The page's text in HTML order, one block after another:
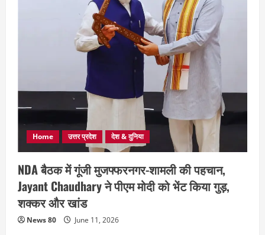
Home उत्तर प्रदेश देश & दुनिया
NDA बैठक में गूंजी मुजफ्फरनगर-शामली की पहचान,
Jayant Chaudhary ने पीएम मोदी को भेंट किया गुड़,
शक्कर और खांड
News 80 June 11, 2026